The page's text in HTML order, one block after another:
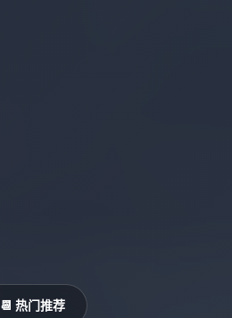
📆 热门推荐